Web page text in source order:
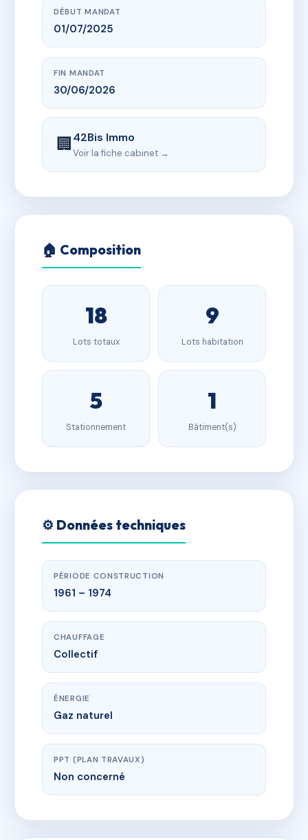
DÉBUT MANDAT
01/07/2025
FIN MANDAT
30/06/2026
🏢42Bis Immo
Voir la fiche cabinet →
🏠 Composition
18
Lots totaux
9
Lots habitation
5
Stationnement
1
Bâtiment(s)
⚙️ Données techniques
PÉRIODE CONSTRUCTION
1961 – 1974
CHAUFFAGE
Collectif
ÉNERGIE
Gaz naturel
PPT (PLAN TRAVAUX)
Non concerné